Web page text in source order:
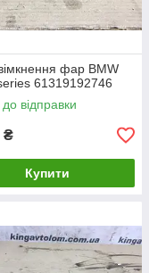
фар BMW
61319192746
відправки
₴
Купити